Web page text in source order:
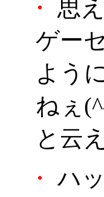
・
思
ゲー
よう
ねぇ
と云
・ ハ